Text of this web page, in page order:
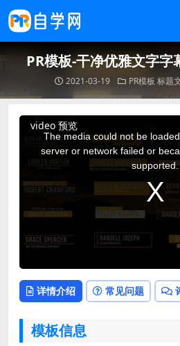
PR模板-干净优雅文字字
2021-03-19 PR模板 标题
video 预览
This
The media could not be
server or network failed or
supported.
详情介绍 常见问题
模板信息